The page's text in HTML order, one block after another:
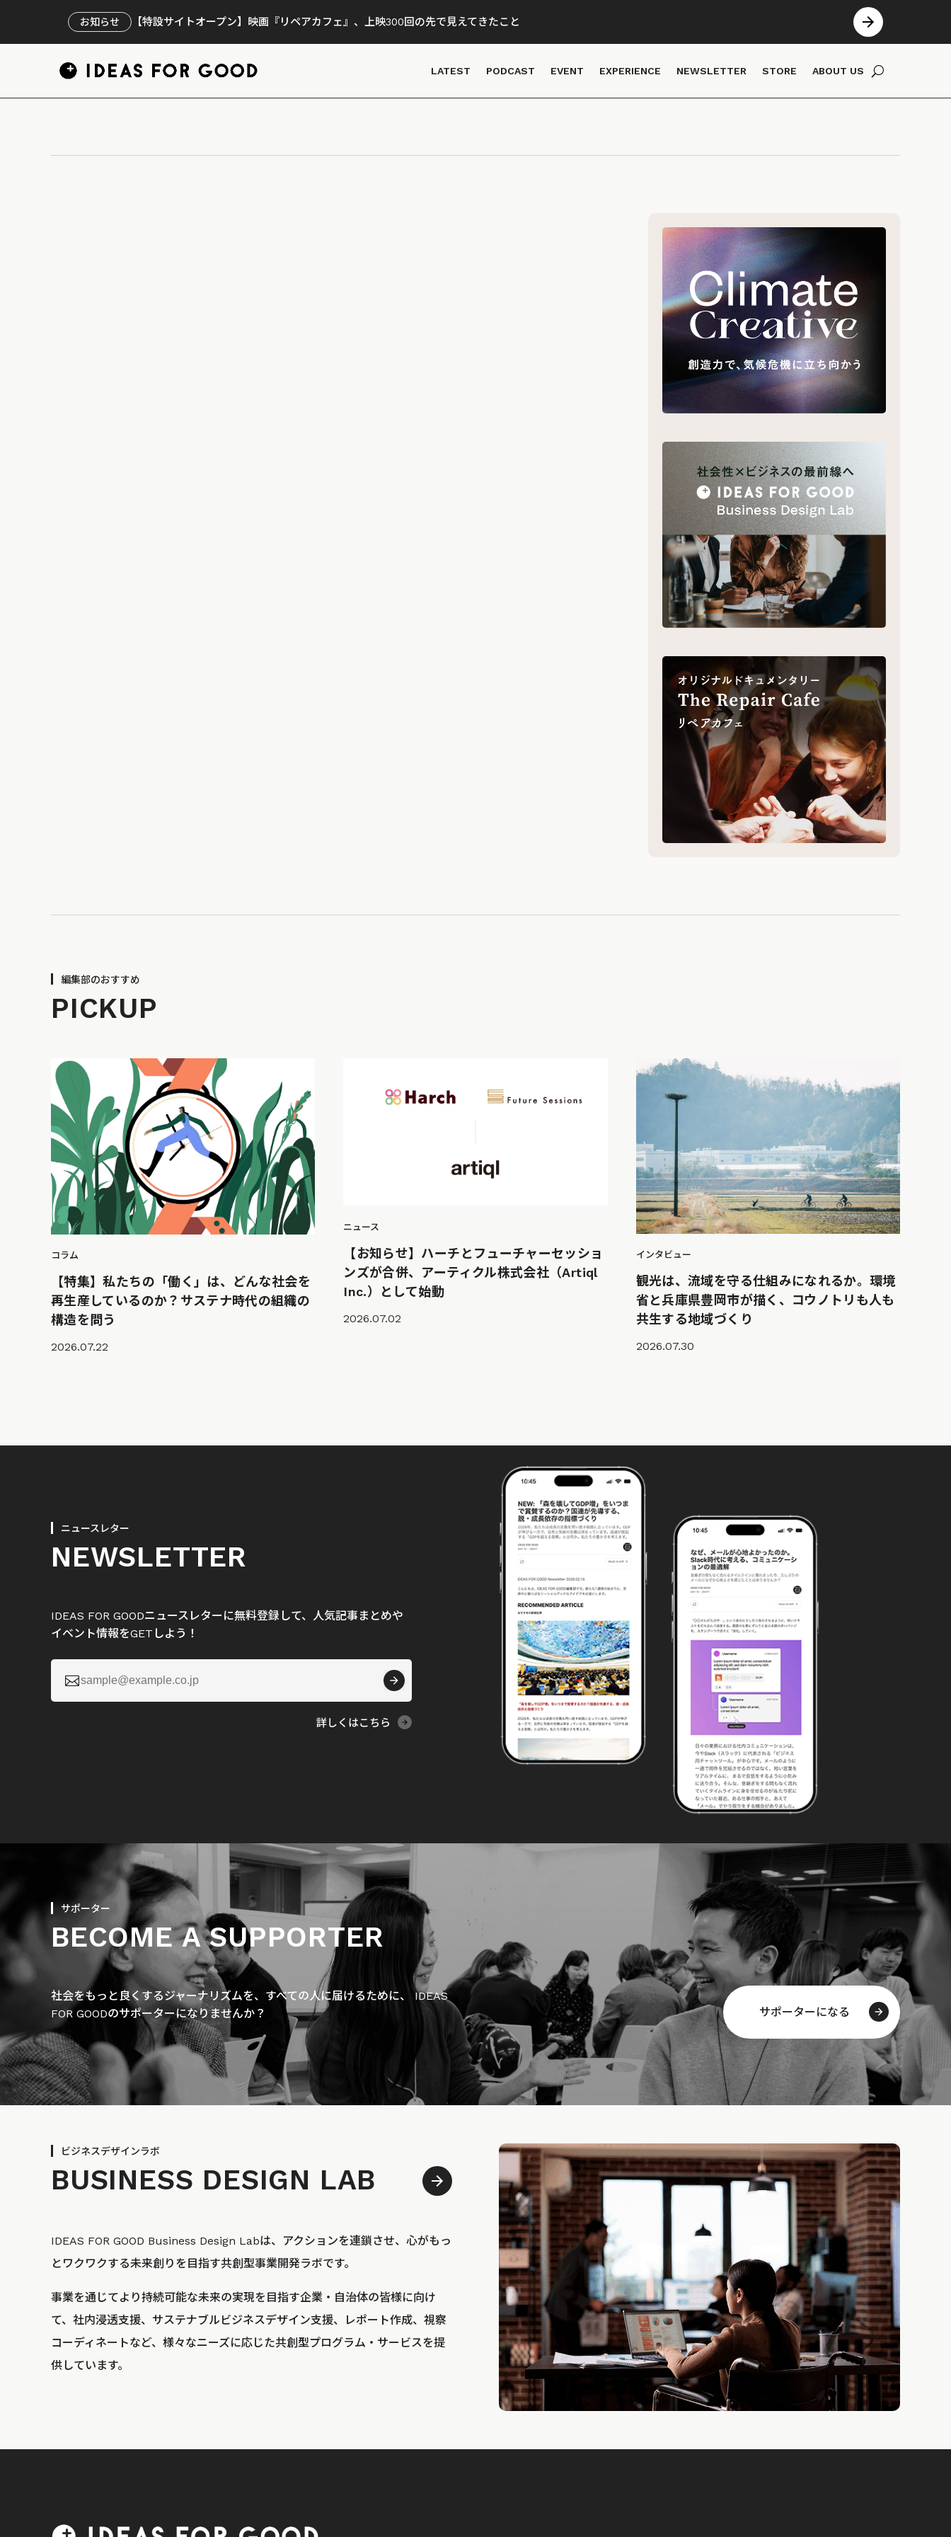
お知らせ 【特設サイトオープン】映画『リペアカフェ』、上映300回の先で見えてきたこと
LATEST PODCAST EVENT EXPERIENCE NEWSLETTER STORE ABOUT US
編集部のおすすめ
PICKUP
コラム
【特集】私たちの「働く」は、どんな社会を
再生産しているのか？サステナ時代の組織の
構造を問う
2026.07.22
ニュース
【お知らせ】ハーチとフューチャーセッショ
ンズが合併、アーティクル株式会社（Artiql
Inc.）として始動
2026.07.02
インタビュー
観光は、流域を守る仕組みになれるか。環境
省と兵庫県豊岡市が描く、コウノトリも人も
共生する地域づくり
2026.07.30
ニュースレター
NEWSLETTER
IDEAS FOR GOODニュースレターに無料登録して、人気記事まとめや
イベント情報をGETしよう！

詳しくはこちら
サポーター
BECOME A SUPPORTER
社会をもっと良くするジャーナリズムを、すべての人に届けるために、 IDEAS
FOR GOODのサポーターになりませんか？
サポーターになる
ビジネスデザインラボ
BUSINESS DESIGN LAB
IDEAS FOR GOOD Business Design Labは、アクションを連鎖させ、心がもっ
とワクワクする未来創りを目指す共創型事業開発ラボです。
事業を通じてより持続可能な未来の実現を目指す企業・自治体の皆様に向け
て、社内浸透支援、サステナブルビジネスデザイン支援、レポート作成、視察
コーディネートなど、様々なニーズに応じた共創型プログラム・サービスを提
供しています。